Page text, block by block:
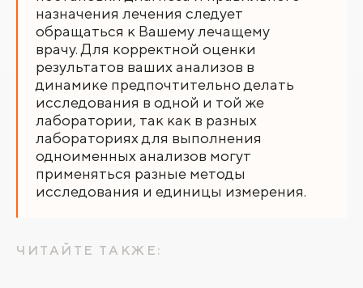
назначения лечения следует
обращаться к Вашему лечащему
врачу. Для корректной оценки
результатов ваших анализов в
динамике предпочтительно делать
исследования в одной и той же
лаборатории, так как в разных
лабораториях для выполнения
одноименных анализов могут
применяться разные методы
исследования и единицы измерения.
ЧИТАЙТЕ ТАКЖЕ: